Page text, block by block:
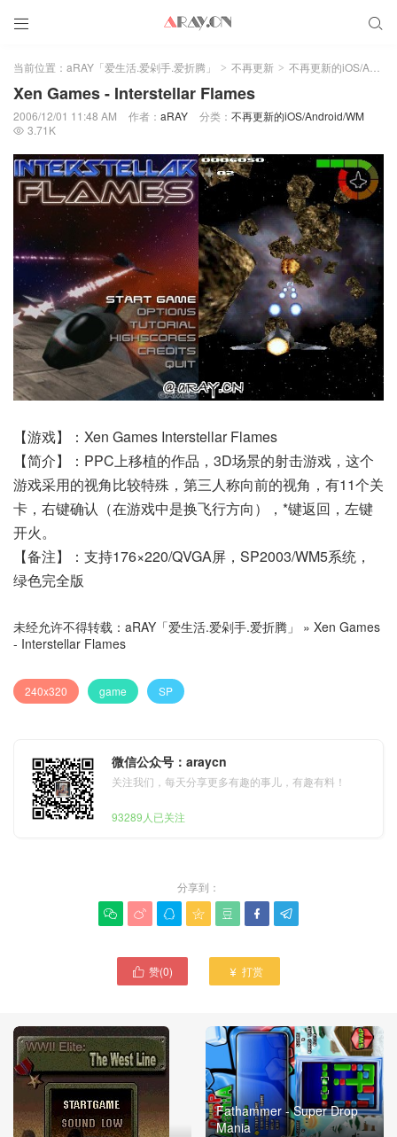
 
当前位置： aRAY「爱生活.爱剁手.爱折腾」 > 不再更新 > 不再更新的iOS/Android/WM
Xen Games - Interstellar Flames
2006/12/01 11:48 AM 作者： aRAY 分类： 不再更新的iOS/Android/WM
 3.71K
【游戏】：Xen Games Interstellar Flames
【简介】：PPC上移植的作品，3D场景的射击游戏，这个
游戏采用的视角比较特殊，第三人称向前的视角，有11个关
卡，右键确认（在游戏中是换飞行方向），*键返回，左键
开火。
【备注】：支持176×220/QVGA屏，SP2003/WM5系统，
绿色完全版
未经允许不得转载： aRAY「爱生活.爱剁手.爱折腾」 » Xen Games
- Interstellar Flames
240x320 game SP
微信公众号：araycn
关注我们，每天分享更多有趣的事儿，有趣有料！
93289人已关注
分享到：
      
 赞(0)  打赏
Fathammer - Super Drop
Mania